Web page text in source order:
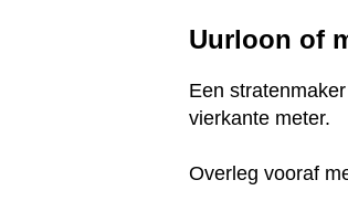
Uurloon of
Een
vierkante meter.
Overleg vooraf